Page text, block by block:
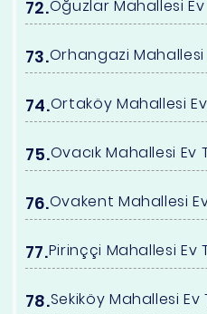
Oğuzlar Mahallesi
Orhangazi Mahallesi
Ortaköy Mahallesi
Ovacık Mahallesi Ev
Ovakent Mahallesi
Pirinççi Mahallesi Ev
Sekiköy Mahallesi Ev